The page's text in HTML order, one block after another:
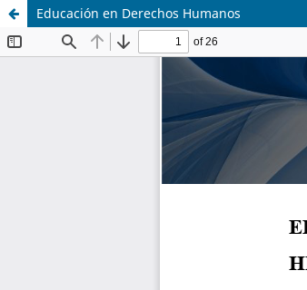
Educación en Derechos Humanos